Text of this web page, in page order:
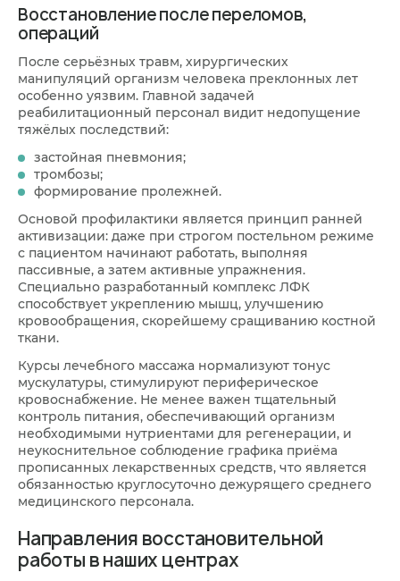
Восстановление после переломов,
операций
После серьёзных травм, хирургических
манипуляций организм человека преклонных лет
особенно уязвим. Главной задачей
реабилитационный персонал видит недопущение
тяжёлых последствий:
застойная пневмония;
тромбозы;
формирование пролежней.
Основой профилактики является принцип ранней
активизации: даже при строгом постельном режиме
с пациентом начинают работать, выполняя
пассивные, а затем активные упражнения.
Специально разработанный комплекс ЛФК
способствует укреплению мышц, улучшению
кровообращения, скорейшему сращиванию костной
ткани.
Курсы лечебного массажа нормализуют тонус
мускулатуры, стимулируют периферическое
кровоснабжение. Не менее важен тщательный
контроль питания, обеспечивающий организм
необходимыми нутриентами для регенерации, и
неукоснительное соблюдение графика приёма
прописанных лекарственных средств, что является
обязанностью круглосуточно дежурящего среднего
медицинского персонала.
Направления восстановительной
работы в наших центрах